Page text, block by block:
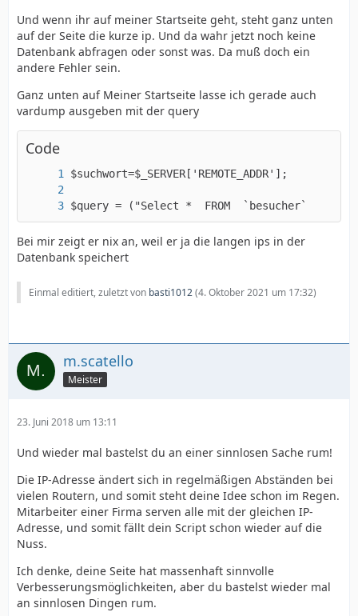
Und wenn ihr auf meiner Startseite geht, steht ganz unten
auf der Seite die kurze ip. Und da wahr jetzt noch keine
Datenbank abfragen oder sonst was. Da muß doch ein
andere Fehler sein.
Ganz unten auf Meiner Startseite lasse ich gerade auch
vardump ausgeben mit der query
Code
$query = ("Select *  FROM  `besucher`
Bei mir zeigt er nix an, weil er ja die langen ips in der
Datenbank speichert
Einmal editiert, zuletzt von basti1012(4. Oktober 2021 um 17:32)
m.scatello
Meister
23. Juni 2018 um 13:11
Und wieder mal bastelst du an einer sinnlosen Sache rum!
Die IP-Adresse ändert sich in regelmäßigen Abständen bei
vielen Routern, und somit steht deine Idee schon im Regen.
Mitarbeiter einer Firma serven alle mit der gleichen IP-
Adresse, und somit fällt dein Script schon wieder auf die
Nuss.
Ich denke, deine Seite hat massenhaft sinnvolle
Verbesserungsmöglichkeiten, aber du bastelst wieder mal
an sinnlosen Dingen rum.